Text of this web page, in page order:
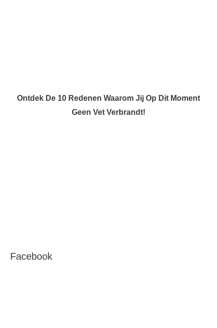
Ontdek De 10 Redenen Waarom Jij Op Dit Moment
Geen Vet Verbrandt!
Facebook